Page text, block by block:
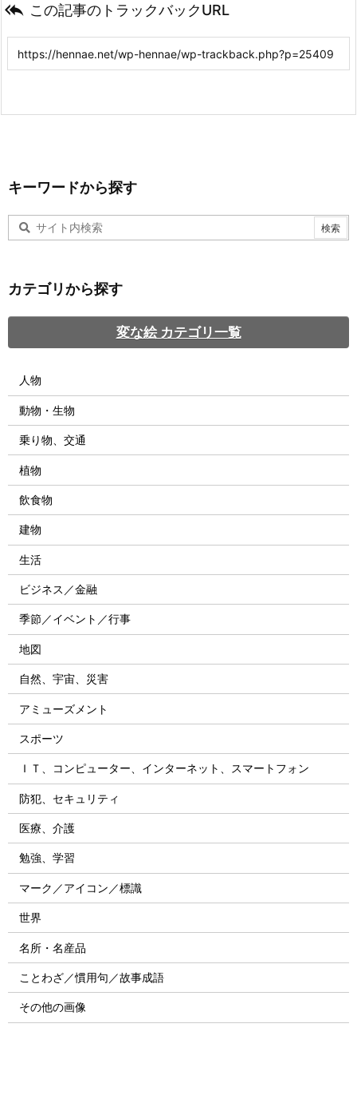
 この記事のトラックバックURL
キーワードから探す
カテゴリから探す
変な絵 カテゴリ一覧
人物
動物・生物
乗り物、交通
植物
飲食物
建物
生活
ビジネス／金融
季節／イベント／行事
地図
自然、宇宙、災害
アミューズメント
スポーツ
ＩＴ、コンピューター、インターネット、スマートフォン
防犯、セキュリティ
医療、介護
勉強、学習
マーク／アイコン／標識
世界
名所・名産品
ことわざ／慣用句／故事成語
その他の画像